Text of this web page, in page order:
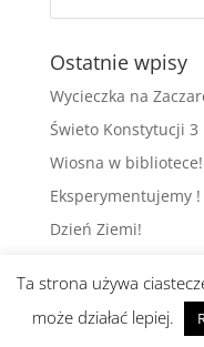
Ostatnie wpisy
Wycieczka na
Świeto Konstytucji 3
Wiosna w bibliotece!
Eksperymentujemy !
Dzień Ziemi!
Ta strona używa
może działać lepiej.